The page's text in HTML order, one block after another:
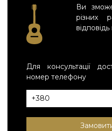
Ви
різних
Для консультації
номер телефону